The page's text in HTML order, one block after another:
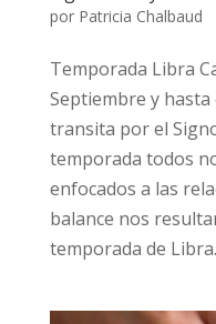
por Patricia Chalbaud
Temporada Libra
Septiembre y hasta
transita por el
temporada todos
enfocados a las
balance nos
temporada de